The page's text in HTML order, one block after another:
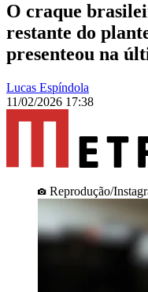
O craque
restante do
presenteou na
Lucas Espíndola
11/02/2026 17:38
Reprodução/